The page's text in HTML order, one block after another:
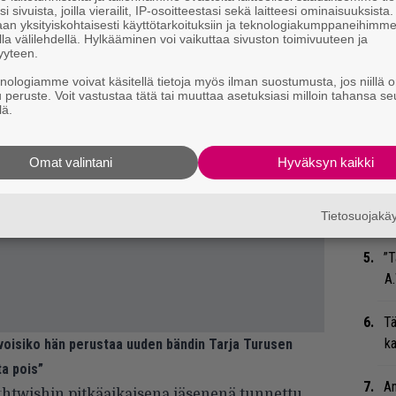
hän perustaa uuden bändin Tarja Turusen
pois”
sivuista, joilla vierailit, IP-osoitteestasi sekä laitteesi
yksityiskohtaisesti käyttötarkoituksiin ja teknologiakumppaneihimme
välilehdellä. Hylkääminen voi vaikuttaa sivuston toimivuuteen ja
voivat käsitellä tietoja myös ilman suostumusta, jos niillä
peruste. Voit vastustaa tätä tai muuttaa asetuksiasi milloin tahansa
Hyväksyn kaikki
Omat valintani